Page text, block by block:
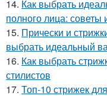
14. Как выбрать
полного лица: советы
15. Прически и
выбрать идеальный
16. Как выбрать
стилистов
17. Топ-10 стрижек